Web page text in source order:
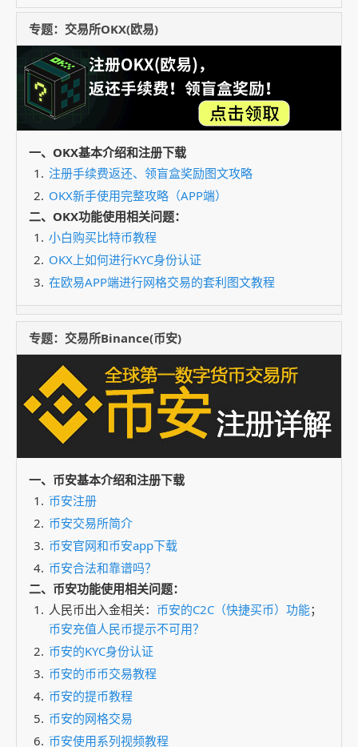
专题：交易所OKX(欧易)
一、OKX基本介绍和注册下载
注册手续费返还、领盲盒奖励图文攻略
OKX新手使用完整攻略（APP端）
二、OKX功能使用相关问题：
小白购买比特币教程
OKX上如何进行KYC身份认证
在欧易APP端进行网格交易的套利图文教程
专题：交易所Binance(币安)
一、币安基本介绍和注册下载
币安注册
币安交易所简介
币安官网和币安app下载
币安合法和靠谱吗？
二、币安功能使用相关问题：
人民币出入金相关： 币安的C2C（快捷买币）功能；
币安充值人民币提示不可用？
币安的KYC身份认证
币安的币币交易教程
币安的提币教程
币安的网格交易
币安使用系列视频教程